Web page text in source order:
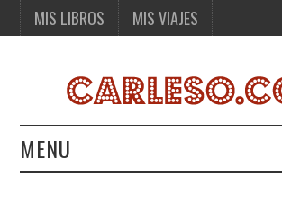
MIS LIBROS MIS VIAJES
MENU